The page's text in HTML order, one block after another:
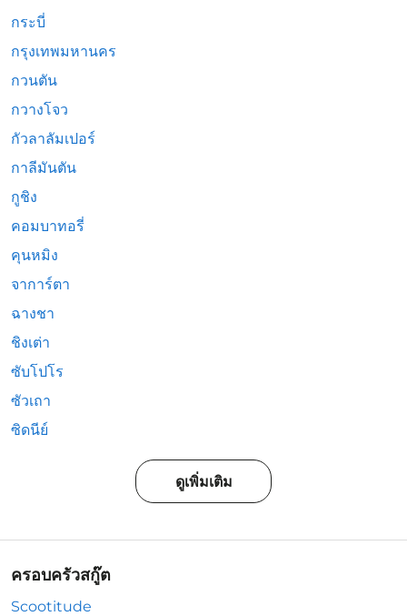
กระบี่
กรุงเทพมหานคร
กวนตัน
กวางโจว
กัวลาลัมเปอร์
กาลีมันตัน
กูชิง
คอมบาทอรี่
คุนหมิง
จาการ์ตา
ฉางชา
ชิงเต่า
ซับโปโร
ซัวเถา
ซิดนีย์
ดูเพิ่มเติม
ครอบครัวสกู๊ต
Scootitude